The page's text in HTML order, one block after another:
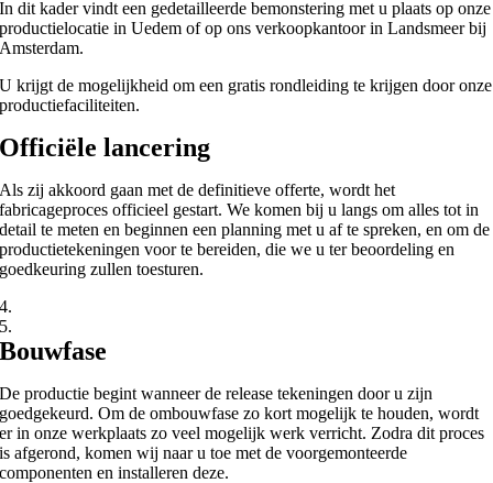
In dit kader vindt een gedetailleerde bemonstering met u plaats op onze
productielocatie in Uedem of op ons verkoopkantoor in Landsmeer bij
Amsterdam.
U krijgt de mogelijkheid om een gratis rondleiding te krijgen door onze
productiefaciliteiten.
Officiële lancering
Als zij akkoord gaan met de definitieve offerte, wordt het
fabricageproces officieel gestart. We komen bij u langs om alles tot in
detail te meten en beginnen een planning met u af te spreken, en om de
productietekeningen voor te bereiden, die we u ter beoordeling en
goedkeuring zullen toesturen.
4.
5.
Bouwfase
De productie begint wanneer de release tekeningen door u zijn
goedgekeurd. Om de ombouwfase zo kort mogelijk te houden, wordt
er in onze werkplaats zo veel mogelijk werk verricht. Zodra dit proces
is afgerond, komen wij naar u toe met de voorgemonteerde
componenten en installeren deze.